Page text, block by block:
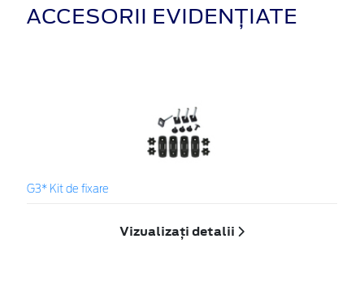
ACCESORII EVIDENȚIATE
G3* Kit de fixare
Vizualizați detalii